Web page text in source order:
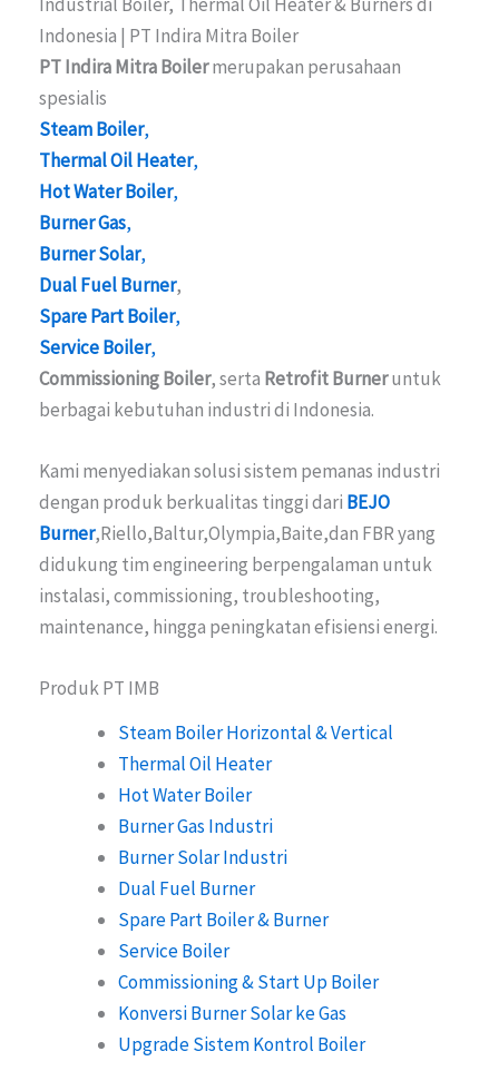
Indonesia | PT Indira Mitra Boiler
PT Indira Mitra Boilermerupakan perusahaan
spesialis
Steam Boiler,
Thermal Oil Heater,
Hot Water Boiler,
Burner Gas,
Burner Solar,
Dual Fuel Burner,
Spare Part Boiler,
Service Boiler,
Commissioning Boiler, serta Retrofit Burneruntuk
berbagai kebutuhan industri di Indonesia.
Kami menyediakan solusi sistem pemanas industri
dengan produk berkualitas tinggi dari BEJO
Burner,Riello,Baltur,Olympia,Baite,dan FBR yang
didukung tim engineering berpengalaman untuk
instalasi, commissioning, troubleshooting,
maintenance, hingga peningkatan efisiensi energi.
Produk PT IMB
Steam Boiler Horizontal & Vertical
Thermal Oil Heater
Hot Water Boiler
Burner Gas Industri
Burner Solar Industri
Dual Fuel Burner
Spare Part Boiler & Burner
Service Boiler
Commissioning & Start Up Boiler
Konversi Burner Solar ke Gas
Upgrade Sistem Kontrol Boiler